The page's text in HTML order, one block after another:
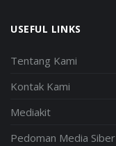
USEFUL LINKS
Tentang Kami
Kontak Kami
Mediakit
Pedoman Media Siber